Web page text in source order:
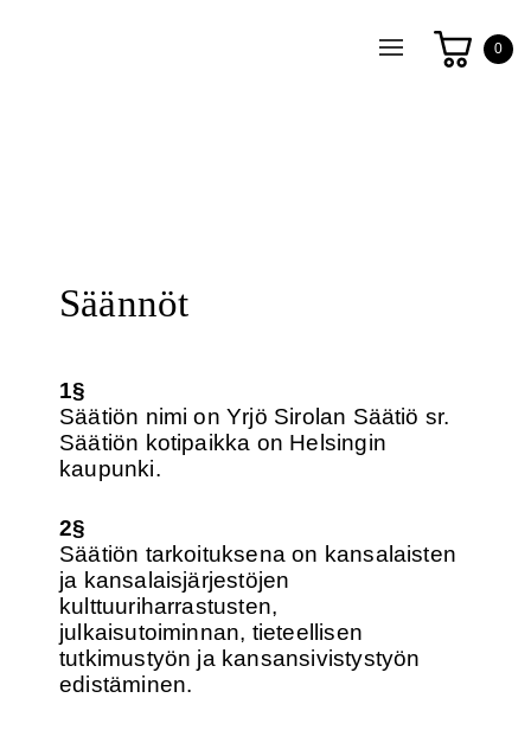
Toggle
0
Säännöt
1§
Säätiön nimi on Yrjö Sirolan Säätiö sr.
Säätiön kotipaikka on Helsingin
kaupunki.
2§
Säätiön tarkoituksena on kansalaisten
ja kansalaisjärjestöjen
kulttuuriharrastusten,
julkaisutoiminnan, tieteellisen
tutkimustyön ja kansansivistystyön
edistäminen.